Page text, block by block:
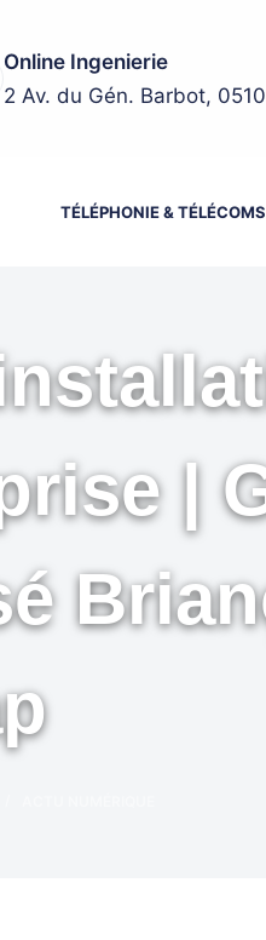
Online Ingenierie
2 Av. du Gén. Barbot,
TÉLÉPHONIE & TÉLÉCOMS
|